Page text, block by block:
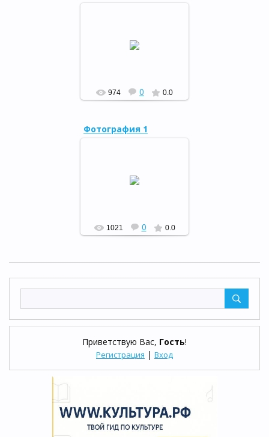
Приветствую Вас, Гость!
Регистрация | Вход
2017 года
974 0 0.0
Фотография 1
2017 года
1021 0 0.0